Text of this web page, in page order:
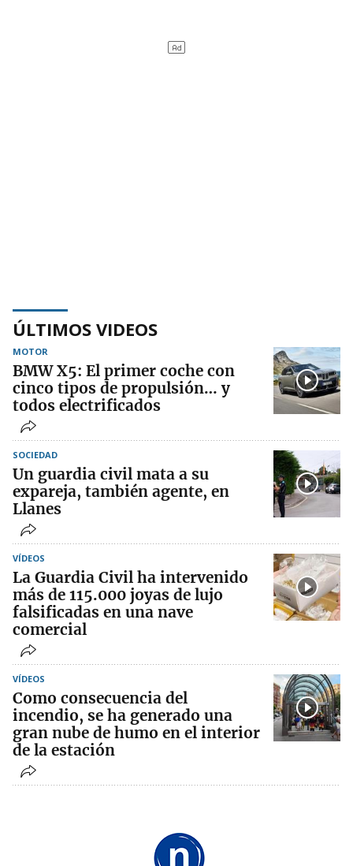
ÚLTIMOS VIDEOS
MOTOR
BMW X5: El primer coche con
cinco tipos de propulsión… y
todos electrificados
SOCIEDAD
Un guardia civil mata a su
expareja, también agente, en
Llanes
VÍDEOS
La Guardia Civil ha intervenido
más de 115.000 joyas de lujo
falsificadas en una nave
comercial
VÍDEOS
Como consecuencia del
incendio, se ha generado una
gran nube de humo en el interior
de la estación